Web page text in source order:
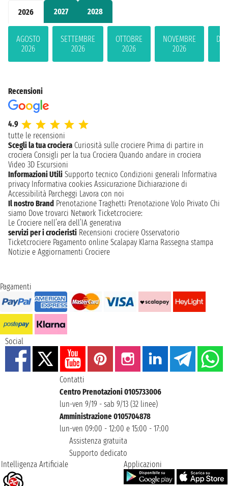
2026 2027 2028
AGOSTO
2026
SETTEMBRE
2026
OTTOBRE
2026
NOVEMBRE
2026
Recensioni
4.9
tutte le recensioni
Scegli la tua crociera Curiosità sulle crociere Prima di partire in
crociera Consigli per la tua Crociera Quando andare in crociera
Video 3D Escursioni
Informazioni Utili Supporto tecnico Condizioni generali Informativa
privacy Informativa cookies Assicurazione Dichiarazione di
Accessibilità Parcheggi Lavora con noi
Il nostro Brand Prenotazione Traghetti Prenotazione Volo Privato Chi
siamo Dove trovarci Network Ticketcrociere:
Le Crociere nell’era dell’IA generativa
servizi per i crocieristi Recensioni crociere Osservatorio
Ticketcrociere Pagamento online Scalapay Klarna Rassegna stampa
Notizie e Aggiornamenti Crociere
Pagamenti
Social
Contatti
Centro Prenotazioni 0105733006
lun-ven 9/19 - sab 9/13 (32 linee)
Amministrazione 0105704878
lun-ven 09:00 - 12:00 e 15:00 - 17:00
Assistenza gratuita
Supporto dedicato
Intelligenza Artificiale
Applicazioni